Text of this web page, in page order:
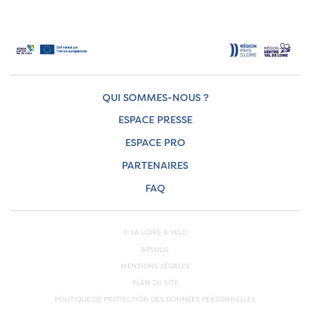
QUI SOMMES-NOUS ?
ESPACE PRESSE
ESPACE PRO
PARTENAIRES
FAQ
© LA LOIRE À VÉLO
APSULIS
MENTIONS LÉGALES
PLAN DU SITE
POLITIQUE DE PROTECTION DES DONNÉES PERSONNELLES